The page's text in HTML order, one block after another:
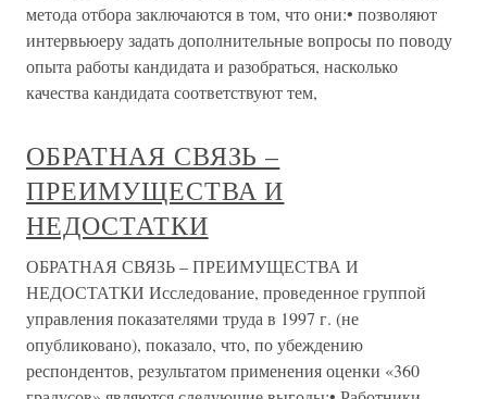
метода отбора заключаются в том, что они:• позволяют
интервьюеру задать дополнительные вопросы по поводу
опыта работы кандидата и разобраться, насколько
качества кандидата соответствуют тем,
ОБРАТНАЯ СВЯЗЬ –
ПРЕИМУЩЕСТВА И
НЕДОСТАТКИ
ОБРАТНАЯ СВЯЗЬ – ПРЕИМУЩЕСТВА И
НЕДОСТАТКИ Исследование, проведенное группой
управления показателями труда в 1997 г. (не
опубликовано), показало, что, по убеждению
респондентов, результатом применения оценки «360